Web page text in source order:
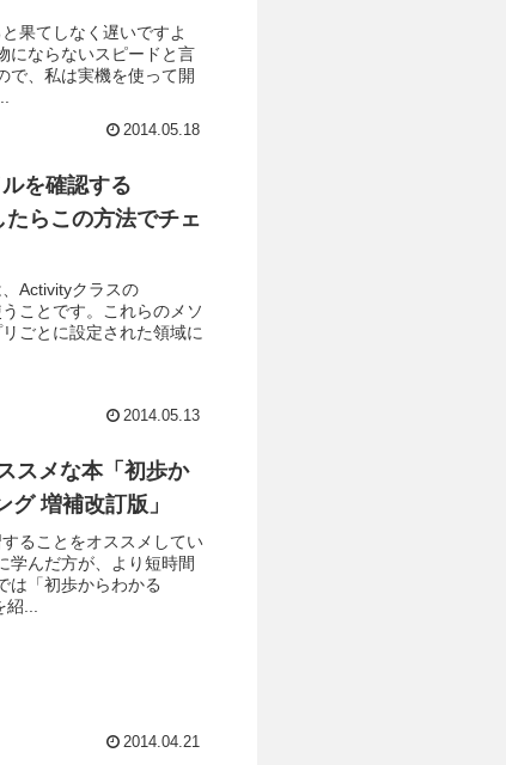
果てしなく遅いですよ
にならないスピードと言
で、私は実機を使って開
2014.05.18
を確認する
らこの方法でチェ
Activityクラスの
ことです。これらのメソ
ごとに設定された領域に
2014.05.13
スメな本「初歩か
増補改訂版」
ることをオススメしてい
学んだ方が、より短時間
は「初歩からわかる
...
2014.04.21